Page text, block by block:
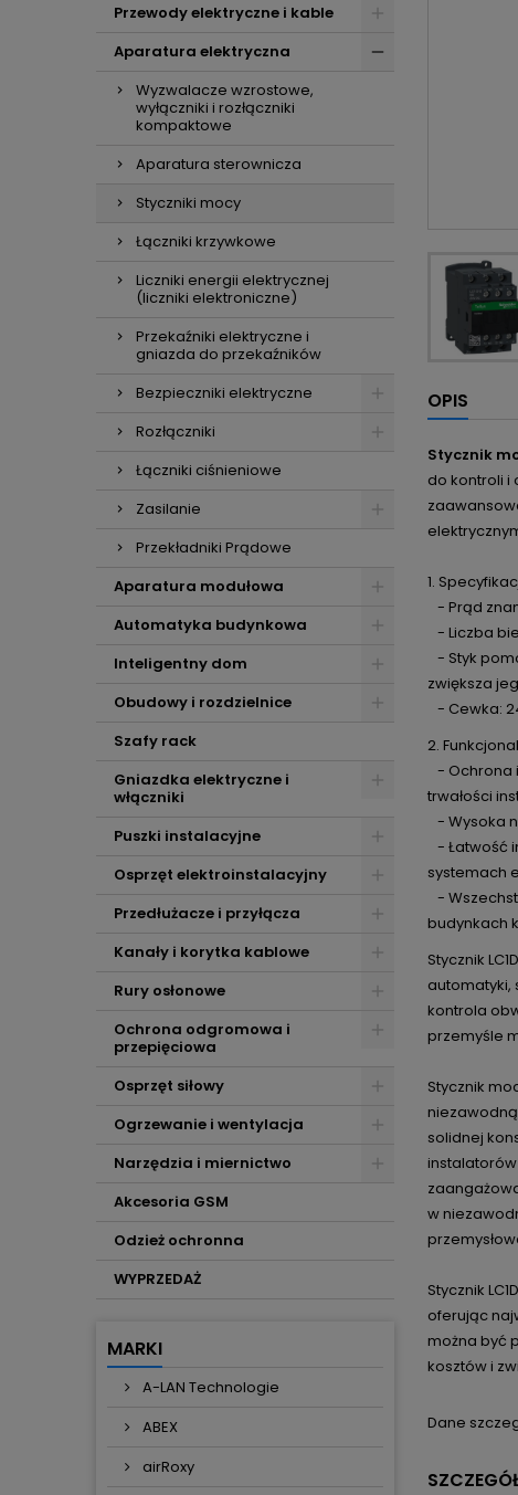
Przewody elektryczne i kable
Aparatura elektryczna
Wyzwalacze wzrostowe,
wyłączniki i rozłączniki
kompaktowe
Aparatura sterownicza
Styczniki mocy
Łączniki krzywkowe
Liczniki energii elektrycznej
(liczniki elektroniczne)
Przekaźniki elektryczne i
gniazda do przekaźników
Bezpieczniki elektryczne
Rozłączniki
Łączniki ciśnieniowe
Zasilanie
Przekładniki Prądowe
Aparatura modułowa
Automatyka budynkowa
Inteligentny dom
Obudowy i rozdzielnice
Szafy rack
Gniazdka elektryczne i
włączniki
Puszki instalacyjne
Osprzęt elektroinstalacyjny
Przedłużacze i przyłącza
Kanały i korytka kablowe
Rury osłonowe
Ochrona odgromowa i
przepięciowa
Osprzęt siłowy
Ogrzewanie i wentylacja
Narzędzia i miernictwo
Akcesoria GSM
Odzież ochronna
WYPRZEDAŻ
MARKI
A-LAN Technologie
ABEX
airRoxy
OPIS
Stycznik
do kontroli i
1.
- Prąd
- Liczba
- Styk
zwiększa
- Cewka:
2.
- Ochrona
trwałości
- Wysoka
- Łatwość
systemach
-
budynkach
Stycznik
automatyki,
kontrola
przemyśle
Stycznik
solidnej
w
Stycznik
oferując
można być
kosztów i
Dane